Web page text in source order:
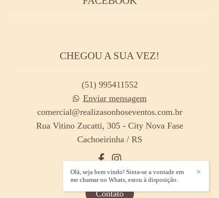
CHEGOU A SUA VEZ!
(51) 995411552
Enviar mensagem
comercial@realizasonhoseventos.com.br
Rua Vitino Zucatti, 305 - City Nova Fase
Cachoeirinha / RS
Contato
✕
Olá, seja bem vindo! Sinta-se a vontade em
me chamar no Whats, estou à disposição.